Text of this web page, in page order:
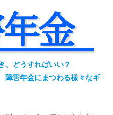
、どうすればいい？
害年金にまつわる様々なギ